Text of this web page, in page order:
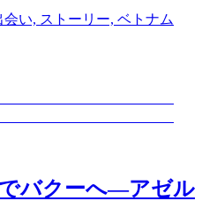
い, ストーリー, ベトナム
バクーへ—アゼル